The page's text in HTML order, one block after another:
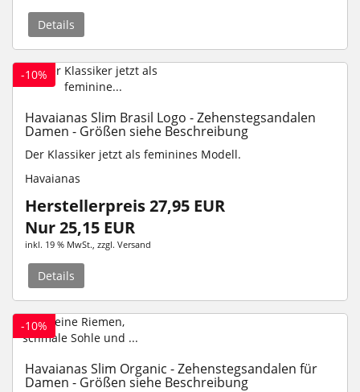
Details
-10%
Havaianas Slim Brasil Logo - Zehenstegsandalen
Damen - Größen siehe Beschreibung
Der Klassiker jetzt als feminines Modell.
Havaianas
Herstellerpreis 27,95 EUR
Nur 25,15 EUR
inkl. 19 % MwSt. , zzgl. Versand
Details
-10%
Havaianas Slim Organic - Zehenstegsandalen für
Damen - Größen siehe Beschreibung